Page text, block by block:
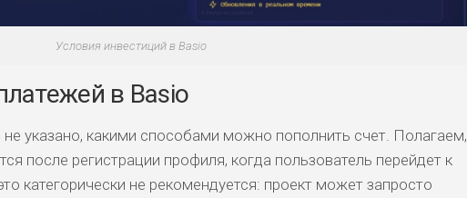
Условия инвестиций в Basio
в Basio
указано, какими способами можно пополнить счет. Полагаем,
после регистрации профиля, когда пользователь перейдет к
категорически не рекомендуется: проект может запросто